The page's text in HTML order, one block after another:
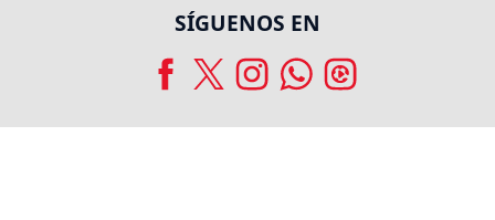
SÍGUENOS EN